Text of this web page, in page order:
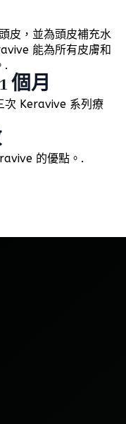
皮，並為頭皮補充水
能為所有皮膚和
.
個月
次 Keravive 系列療
的優點。.